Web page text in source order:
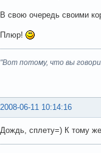
В свою очередь своими
Плюр!
"Вот потому, что вы
2008-06-11 10:14:16
Дождь, сплету=) К тому